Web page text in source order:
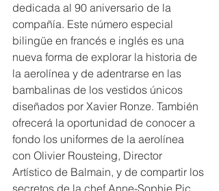
dedicada al 90 aniversario de la
compañía. Este número especial
bilingüe en francés e inglés es una
nueva forma de explorar la historia de
la aerolínea y de adentrarse en las
bambalinas de los vestidos únicos
diseñados por Xavier Ronze. También
ofrecerá la oportunidad de conocer a
fondo los uniformes de la aerolínea
con Olivier Rousteing, Director
Artístico de Balmain, y de compartir los